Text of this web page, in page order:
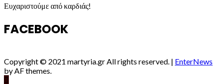
Ευχαριστούμε από καρδιάς!
FACEBOOK
Copyright © 2021 martyria.gr All rights reserved. | EnterNews
by AF themes.